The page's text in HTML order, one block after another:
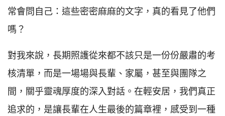
常會問自己：這些密密麻麻的文字，真的看見了他們
嗎？
對我來說，長期照護從來都不該只是一份份嚴肅的考
核清單，而是一場場與長輩、家屬，甚至與團隊之
間，關乎靈魂厚度的深入對話。在輕安居，我們真正
追求的，是讓長輩在人生最後的篇章裡，感受到一種